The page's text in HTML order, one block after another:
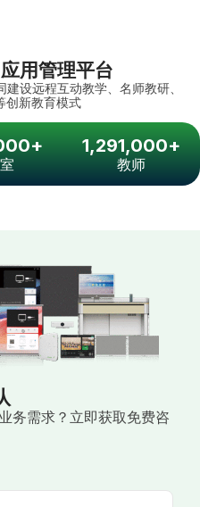
用管理平台
设远程互动教学、名师教研、
创新教育模式
+
教师
1,291,000+
务需求？立即获取免费咨